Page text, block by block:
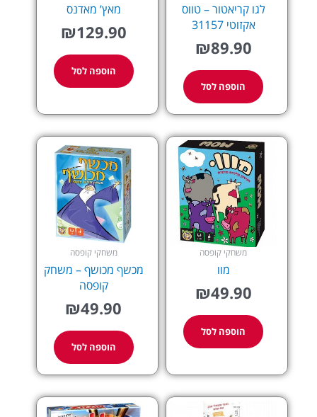
לגו קריאטור – טווס
אקזוטי 31157
₪89.90
הוספה לסל
מאץ’ מאדנס
₪129.90
הוספה לסל
משחקי קופסה
מוו
₪49.90
הוספה לסל
משחקי קופסה
מכשף מכושף – משחק
קופסה
₪49.90
הוספה לסל